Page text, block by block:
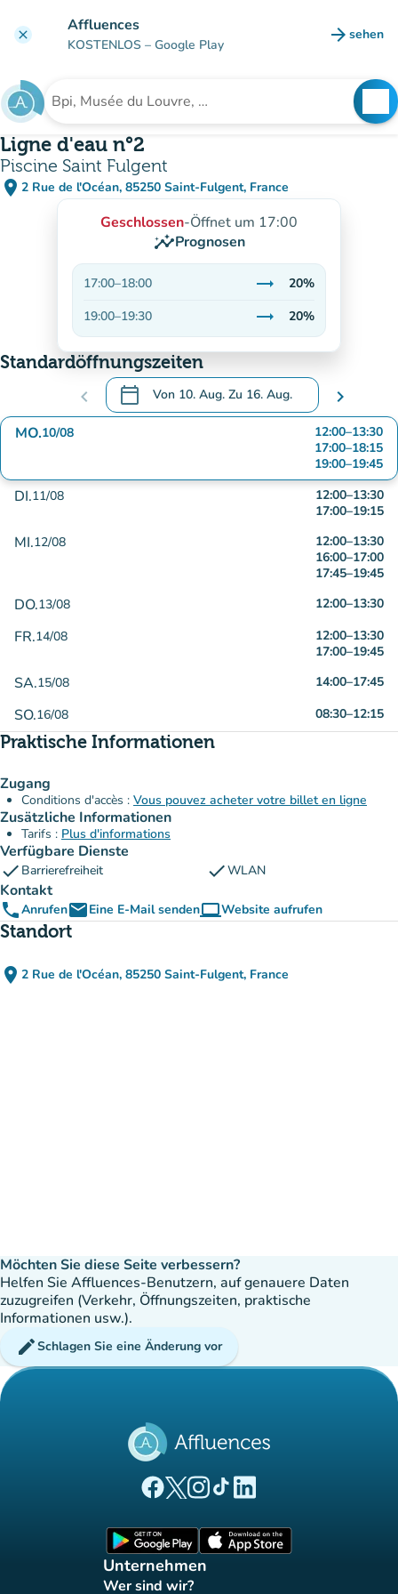
clear Affluences
KOSTENLOS – Google Play arrow_forward sehen
(new
Suche nach einer Einrichtung
Ligne d'eau n°2
Piscine Saint Fulgent
place 2 Rue de l'Océan, 85250 Saint-Fulgent, France
(in Google Maps öffnen)
(new tab)
Geschlossen-Öffnet um 17:00
insightsPrognosen
17:00–18:00 trending_flat
20%
19:00–19:30 trending_flat
Stabil
20%
Standardöffnungszeiten
chevron_left calendar_today Von 10. Aug. Zu 16. Aug.
.Öffnen Sie den Kalender, um Daten zu
chevron_right
MO.10/08 12:00–13:30
17:00–18:15
19:00–19:45
DI.11/08 12:00–13:30
17:00–19:15
MI.12/08 12:00–13:30
16:00–17:00
17:45–19:45
DO.13/08 12:00–13:30
FR.14/08 12:00–13:30
17:00–19:45
SA.15/08 14:00–17:45
SO.16/08 08:30–12:15
Praktische Informationen
Zugang
Conditions d'accès : Vous pouvez acheter votre billet en ligne
Zusätzliche Informationen
Tarifs : Plus d'informations
Verfügbare Dienste
check Barrierefreiheit checkWLAN
Kontakt
phoneAnrufenemailEine E-Mail sendencomputerWebsite aufrufen
(new tab)
Standort
place 2 Rue de l'Océan, 85250 Saint-Fulgent, France
(in Google Maps öffnen)
(new tab)
Möchten Sie diese Seite verbessern?
Helfen Sie Affluences-Benutzern, auf genauere Daten
zuzugreifen (Verkehr, Öffnungszeiten, praktische
Informationen usw.).
editSchlagen Sie eine Änderung vor
(new tab)
(new tab)
(new tab)(new tab)
(new tab)
Unternehmen
Wer sind wir?